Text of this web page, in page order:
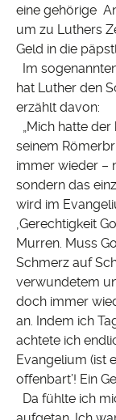
eine gehörige
um zu Luthers
Geld in die
Im
hat Luther den
erzählt davon:
„Mich hatte
seinem
immer wieder –
sondern das
wird im
‚Gerechtigkeit
Murren. Muss
Schmerz auf
verwundetem
doch immer
an. Indem ich
achtete ich
Evangelium (ist
offenbart’! Ein
Da fühlte ich